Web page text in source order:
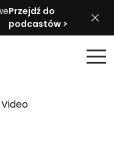
Przejdź do
podcastów >